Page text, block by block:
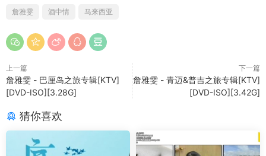
詹雅雯 酒中情 马来西亚
上一篇
詹雅雯 - 巴厘岛之旅专辑[KTV]
[DVD-ISO][3.28G]
下一篇
詹雅雯 - 青迈&普吉之旅专辑[KTV]
[DVD-ISO][3.42G]
猜你喜欢